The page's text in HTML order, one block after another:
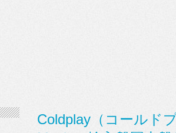
Coldplay（コールド